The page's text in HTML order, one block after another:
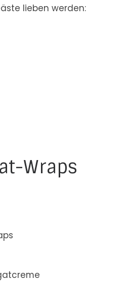
lieben werden:
Wraps